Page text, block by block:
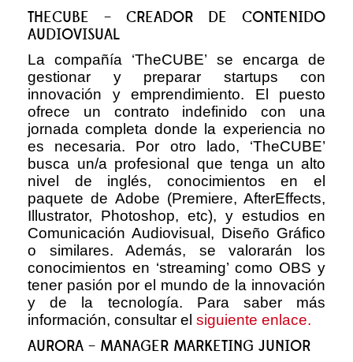
THECUBE – CREADOR DE CONTENIDO
AUDIOVISUAL
La compañía ‘TheCUBE’ se encarga de
gestionar y preparar startups con
innovación y emprendimiento. El puesto
ofrece un contrato indefinido con una
jornada completa donde la experiencia no
es necesaria. Por otro lado, ‘TheCUBE’
busca un/a profesional que tenga un alto
nivel de inglés, conocimientos en el
paquete de Adobe (Premiere, AfterEffects,
Illustrator, Photoshop, etc), y estudios en
Comunicación Audiovisual, Diseño Gráfico
o similares. Además, se valorarán los
conocimientos en ‘streaming’ como OBS y
tener pasión por el mundo de la innovación
y de la tecnología. Para saber más
información, consultar el siguiente enlace.
AURORA – MANAGER MARKETING JUNIOR